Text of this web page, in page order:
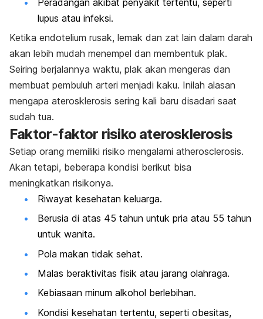
lupus atau infeksi.
Ketika endotelium rusak, lemak dan zat lain dalam darah
akan lebih mudah menempel dan membentuk plak.
Seiring berjalannya waktu, plak akan mengeras dan
membuat pembuluh arteri menjadi kaku. Inilah alasan
mengapa aterosklerosis sering kali baru disadari saat
sudah tua.
Faktor-faktor risiko aterosklerosis
Setiap orang memiliki risiko mengalami atherosclerosis.
Akan tetapi, beberapa kondisi berikut bisa
meningkatkan risikonya.
Riwayat kesehatan keluarga.
Berusia di atas 45 tahun untuk pria atau 55 tahun
untuk wanita.
Pola makan tidak sehat.
Malas beraktivitas fisik atau jarang olahraga.
Kebiasaan minum alkohol berlebihan.
Kondisi kesehatan tertentu, seperti obesitas,